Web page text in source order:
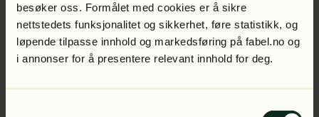
besøker oss. Formålet med cookies er å sikre
nettstedets funksjonalitet og sikkerhet, føre statistikk, og
løpende tilpasse innhold og markedsføring på fabel.no og
i annonser for å presentere relevant innhold for deg.